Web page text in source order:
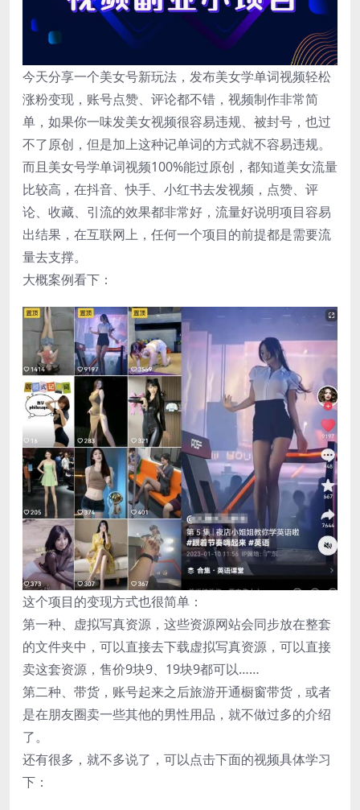
今天分享一个美女号新玩法，发布美女学单词视频轻松
涨粉变现，账号点赞、评论都不错，视频制作非常简
单，如果你一味发美女视频很容易违规、被封号，也过
不了原创，但是加上这种记单词的方式就不容易违规。
而且美女号学单词视频100%能过原创，都知道美女流量
比较高，在抖音、快手、小红书去发视频，点赞、评
论、收藏、引流的效果都非常好，流量好说明项目容易
出结果，在互联网上，任何一个项目的前提都是需要流
量去支撑。
大概案例看下：
这个项目的变现方式也很简单：
第一种、虚拟写真资源，这些资源网站会同步放在整套
的文件夹中，可以直接去下载虚拟写真资源，可以直接
卖这套资源，售价9块9、19块9都可以……
第二种、带货，账号起来之后旅游开通橱窗带货，或者
是在朋友圈卖一些其他的男性用品，就不做过多的介绍
了。
还有很多，就不多说了，可以点击下面的视频具体学习
下：